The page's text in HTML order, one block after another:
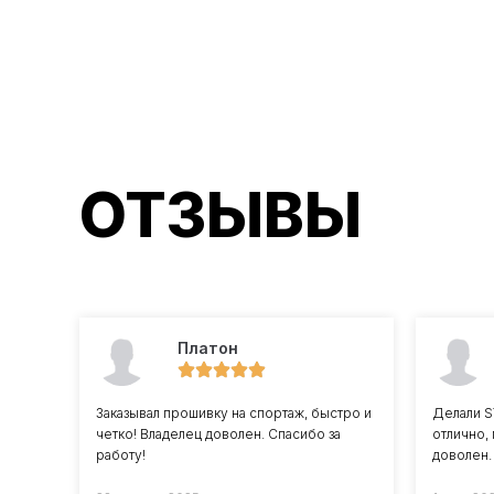
ОТЗЫВЫ
Платон
Заказывал прошивку на спортаж, быстро и
четко! Владелец доволен. Спасибо за
работу!
Делали
отлично,